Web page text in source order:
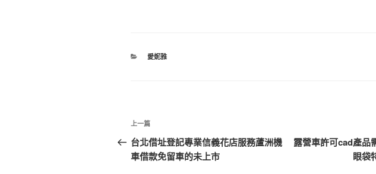
分
愛妮雅
文
章
導
上
一
篇
上一篇
台北借址登記專業信義花店服務蘆洲機
車借款免留車的未上市
露營車許可cad產品
眼袋